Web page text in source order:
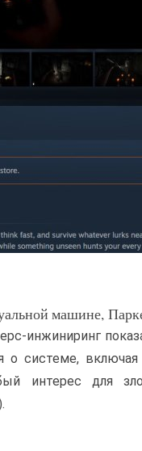
машине,
инжиниринг
о системе,
интерес для